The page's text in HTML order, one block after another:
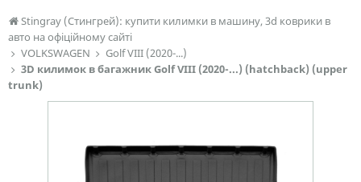
Stingray (Стингрей): купити килимки в машину, 3d коврики в
авто на офіційному сайті
VOLKSWAGEN
Golf VIII (2020-...)
3D килимок в багажник Golf VIII (2020-...) (hatchback) (upper
trunk)